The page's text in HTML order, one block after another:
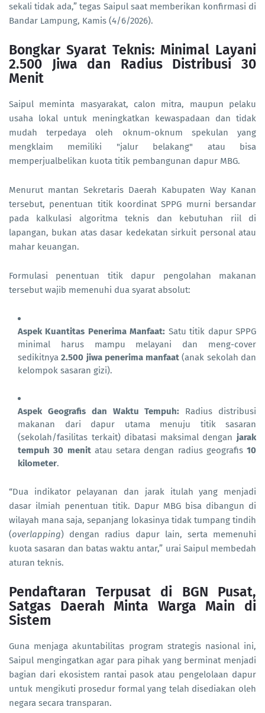
sekali tidak ada,” tegas Saipul saat memberikan konfirmasi di
Bandar Lampung, Kamis (4/6/2026).
Bongkar Syarat Teknis: Minimal Layani
2.500 Jiwa dan Radius Distribusi 30
Menit
Saipul meminta masyarakat, calon mitra, maupun pelaku
usaha lokal untuk meningkatkan kewaspadaan dan tidak
mudah terpedaya oleh oknum-oknum spekulan yang
mengklaim memiliki "jalur belakang" atau bisa
memperjualbelikan kuota titik pembangunan dapur MBG.
Menurut mantan Sekretaris Daerah Kabupaten Way Kanan
tersebut, penentuan titik koordinat SPPG murni bersandar
pada kalkulasi algoritma teknis dan kebutuhan riil di
lapangan, bukan atas dasar kedekatan sirkuit personal atau
mahar keuangan.
Formulasi penentuan titik dapur pengolahan makanan
tersebut wajib memenuhi dua syarat absolut:
Aspek Kuantitas Penerima Manfaat: Satu titik dapur SPPG
minimal harus mampu melayani dan meng-cover
sedikitnya2.500 jiwa penerima manfaat (anak sekolah dan
kelompok sasaran gizi).
Aspek Geografis dan Waktu Tempuh: Radius distribusi
makanan dari dapur utama menuju titik sasaran
(sekolah/fasilitas terkait) dibatasi maksimal dengan jarak
tempuh 30 menitatau setara dengan radius geografis 10
kilometer.
“Dua indikator pelayanan dan jarak itulah yang menjadi
dasar ilmiah penentuan titik. Dapur MBG bisa dibangun di
wilayah mana saja, sepanjang lokasinya tidak tumpang tindih
(overlapping) dengan radius dapur lain, serta memenuhi
kuota sasaran dan batas waktu antar,” urai Saipul membedah
aturan teknis.
Pendaftaran Terpusat di BGN Pusat,
Satgas Daerah Minta Warga Main di
Sistem
Guna menjaga akuntabilitas program strategis nasional ini,
Saipul mengingatkan agar para pihak yang berminat menjadi
bagian dari ekosistem rantai pasok atau pengelolaan dapur
untuk mengikuti prosedur formal yang telah disediakan oleh
negara secara transparan.